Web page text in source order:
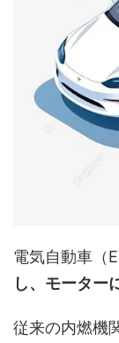
電気自動車（
し、モーター
従来の内燃機